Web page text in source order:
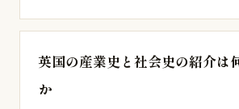
英国の産業史と社会史の紹介は
か